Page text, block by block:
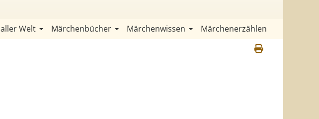
Welt Märchenbücher Märchenwissen Märchenerzählen